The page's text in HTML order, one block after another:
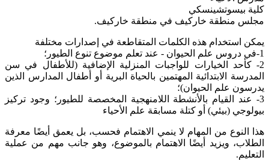
كلية بيسوتشينسكي
مجلس منطقة خاركيف في منطقة خاركيف.
يمكن استخدام هذه الكلمات المتقاطعة في إصدارات مختلفة
1-في دروس علم الحيوان - عند تعلم موضوع تنوع الطيور؛
2- كأحد الخيارات للواجبات المنزلية الإضافية (للأطفال في سن
المدرسة الابتدائية المهتمين بالحياة البرية أو أطفال المدارس الذين
يدرسون علم الحيوان)؛
3- عند القيام بالأنشطة اللامنهجية المخصصة للطيور؛ وجود تركيز
بيولوجي (بيئي) أو كتلة مسابقة علم الأحياء
هذا النوع من المهام لا ينمي الاهتمام فحسب، بل يعمق أيضًا معرفة
الطلاب، ويزيد أيضًا الاهتمام بالموضوع، وهو جانب مهم من عملية
التعليم.